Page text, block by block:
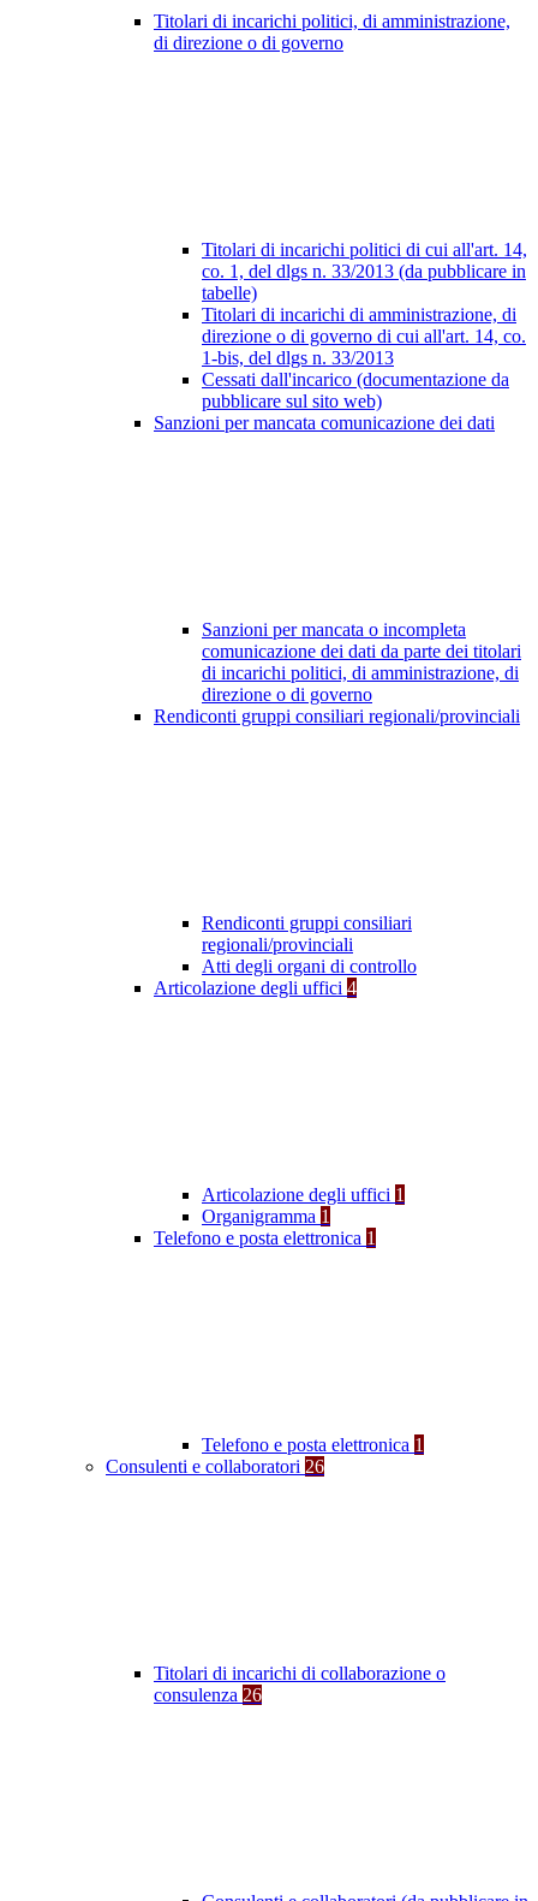
Titolari di incarichi politici, di amministrazione,
di direzione o di governo
Titolari di incarichi politici di cui all'art. 14,
co. 1, del dlgs n. 33/2013 (da pubblicare in
tabelle)
Titolari di incarichi di amministrazione, di
direzione o di governo di cui all'art. 14, co.
1-bis, del dlgs n. 33/2013
Cessati dall'incarico (documentazione da
pubblicare sul sito web)
Sanzioni per mancata comunicazione dei dati
Sanzioni per mancata o incompleta
comunicazione dei dati da parte dei titolari
di incarichi politici, di amministrazione, di
direzione o di governo
Rendiconti gruppi consiliari regionali/provinciali
Rendiconti gruppi consiliari
regionali/provinciali
Atti degli organi di controllo
Articolazione degli uffici 4
Articolazione degli uffici 1
Organigramma 1
Telefono e posta elettronica 1
Telefono e posta elettronica 1
Consulenti e collaboratori 26
Titolari di incarichi di collaborazione o
consulenza 26